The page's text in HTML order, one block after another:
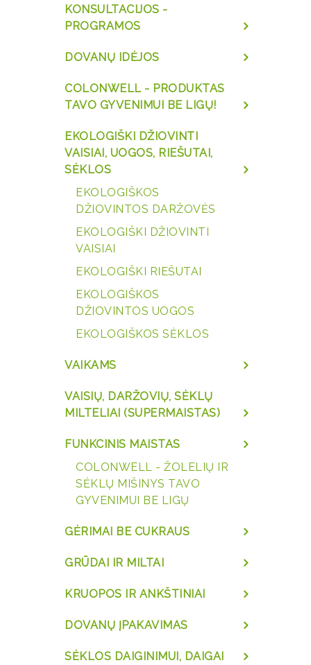
KONSULTACIJOS -
PROGRAMOS
DOVANŲ IDĖJOS
COLONWELL - PRODUKTAS
TAVO GYVENIMUI BE LIGŲ!
EKOLOGIŠKI DŽIOVINTI
VAISIAI, UOGOS, RIEŠUTAI,
SĖKLOS
EKOLOGIŠKOS
DŽIOVINTOS DARŽOVĖS
EKOLOGIŠKI DŽIOVINTI
VAISIAI
EKOLOGIŠKI RIEŠUTAI
EKOLOGIŠKOS
DŽIOVINTOS UOGOS
EKOLOGIŠKOS SĖKLOS
VAIKAMS
VAISIŲ, DARŽOVIŲ, SĖKLŲ
MILTELIAI (SUPERMAISTAS)
FUNKCINIS MAISTAS
COLONWELL - ŽOLELIŲ IR
SĖKLŲ MIŠINYS TAVO
GYVENIMUI BE LIGŲ
GĖRIMAI BE CUKRAUS
GRŪDAI IR MILTAI
KRUOPOS IR ANKŠTINIAI
DOVANŲ ĮPAKAVIMAS
SĖKLOS DAIGINIMUI, DAIGAI